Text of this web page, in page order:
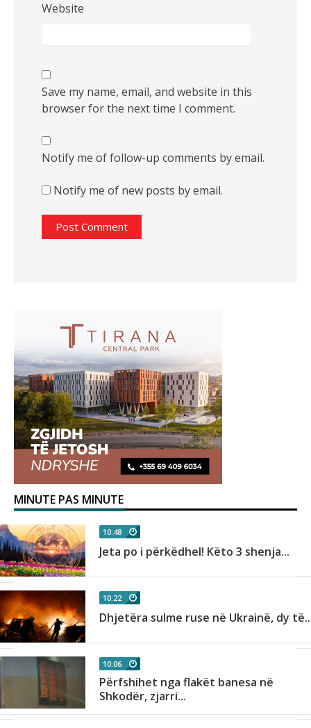
Website
Save my name, email, and website in this
browser for the next time I comment.
Notify me of follow-up comments by email.
Notify me of new posts by email.
MINUTE PAS MINUTE
10:48
Jeta po i përkëdhel! Këto 3 shenja...
10:22
Dhjetëra sulme ruse në Ukrainë, dy
10:06
Përfshihet nga flakët banesa në
Shkodër, zjarri...